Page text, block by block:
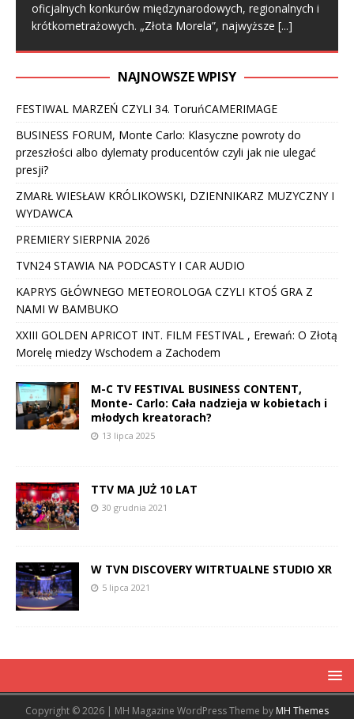
oficjalnych konkurów międzynarodowych, regionalnych i
krótkometrażowych. „Złota Morela”, najwyższe [...]
NAJNOWSZE WPISY
FESTIWAL MARZEŃ CZYLI 34. ToruńCAMERIMAGE
BUSINESS FORUM, Monte Carlo: Klasyczne powroty do
przeszłości albo dylematy producentów czyli jak nie ulegać
presji?
ZMARŁ WIESŁAW KRÓLIKOWSKI, DZIENNIKARZ MUZYCZNY I
WYDAWCA
PREMIERY SIERPNIA 2026
TVN24 STAWIA NA PODCASTY I CAR AUDIO
KAPRYS GŁÓWNEGO METEOROLOGA CZYLI KTOŚ GRA Z
NAMI W BAMBUKO
XXIII GOLDEN APRICOT INT. FILM FESTIVAL , Erewań: O Złotą
Morelę miedzy Wschodem a Zachodem
M-C TV FESTIVAL BUSINESS CONTENT,
Monte- Carlo: Cała nadzieja w kobietach i
młodych kreatorach?
13 lipca 2025
TTV MA JUŻ 10 LAT
30 grudnia 2021
W TVN DISCOVERY WITRTUALNE STUDIO XR
5 lipca 2021
Copyright © 2026 | MH Magazine WordPress Theme by MH Themes